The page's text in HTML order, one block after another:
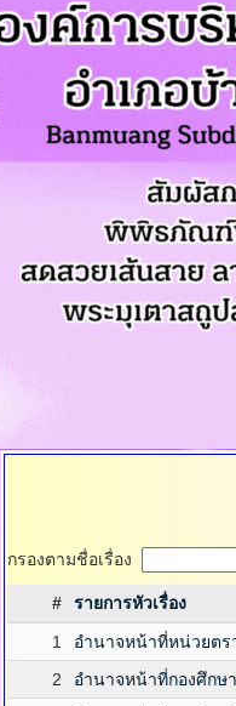
กรองตามชื่อเรื่อง
#
รายการหัวเรื่อง
1
อำนาจหน้าที่หน่วยตร
2
อำนาจหน้าที่กองศึก